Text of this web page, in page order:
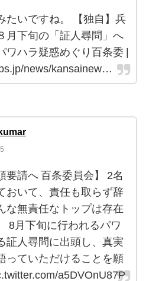
たいですね。 【独自】兵
月下旬の「証人尋問」へ
ハラ疑惑めぐり百条委 |
news/kansainew…
要請へ 百条委員会】 2名
おいて、責任も取らず辞
な無責任なトップは存在
8月下旬に行われるパワ
証人尋問に出頭し、真実
っていただけることを願
a5DVOnU87P